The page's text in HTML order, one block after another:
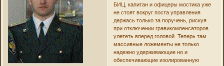
БИЦ, капитан и офицеры мостика уже
не стоят вокруг поста управления
держась только за поручень, рискуя
при отключении гравикомпенсаторов
улететь вперед головой. Теперь там
массивные ложементы не только
надежно удерживающие но и
обеспечивающие изолированную